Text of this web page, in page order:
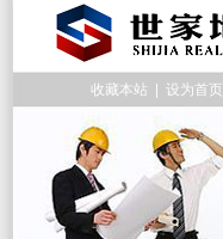
收藏本站 设为首页